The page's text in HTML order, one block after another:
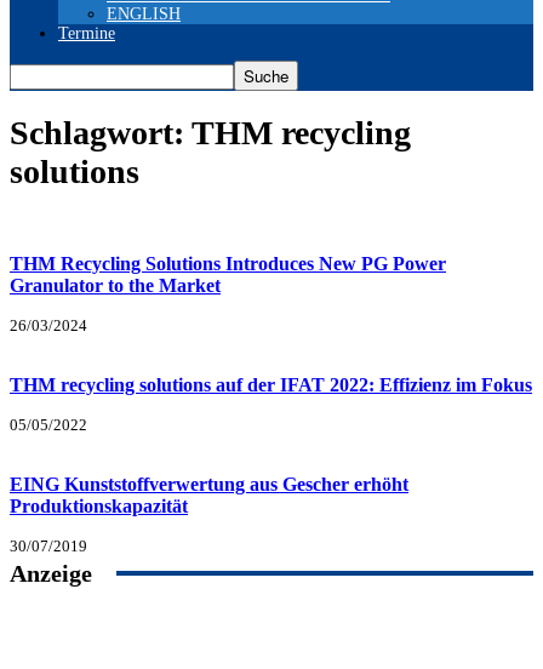
ENGLISH
Termine
Schlagwort: THM recycling
solutions
THM Recycling Solutions Introduces New PG Power
Granulator to the Market
26/03/2024
THM recycling solutions auf der IFAT 2022: Effizienz im Fokus
05/05/2022
EING Kunststoffverwertung aus Gescher erhöht
Produktionskapazität
30/07/2019
Anzeige